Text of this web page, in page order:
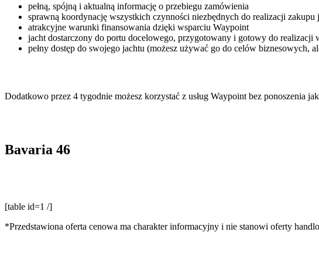
pełną, spójną i aktualną informację o przebiegu zamówienia
sprawną koordynację wszystkich czynności niezbędnych do realizacji zakupu
atrakcyjne warunki finansowania dzięki wsparciu Waypoint
jacht dostarczony do portu docelowego, przygotowany i gotowy do realizacji
pełny dostęp do swojego jachtu (możesz używać go do celów biznesowych,
Dodatkowo przez 4 tygodnie możesz korzystać z usług Waypoint bez ponoszenia
Bavaria 46
[table id=1 /]
*Przedstawiona oferta cenowa ma charakter informacyjny i nie stanowi oferty